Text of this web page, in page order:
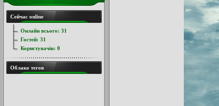
Сейчас online
Онлайн всього: 31
Гостей: 31
Користувачів: 0
Облако тегов